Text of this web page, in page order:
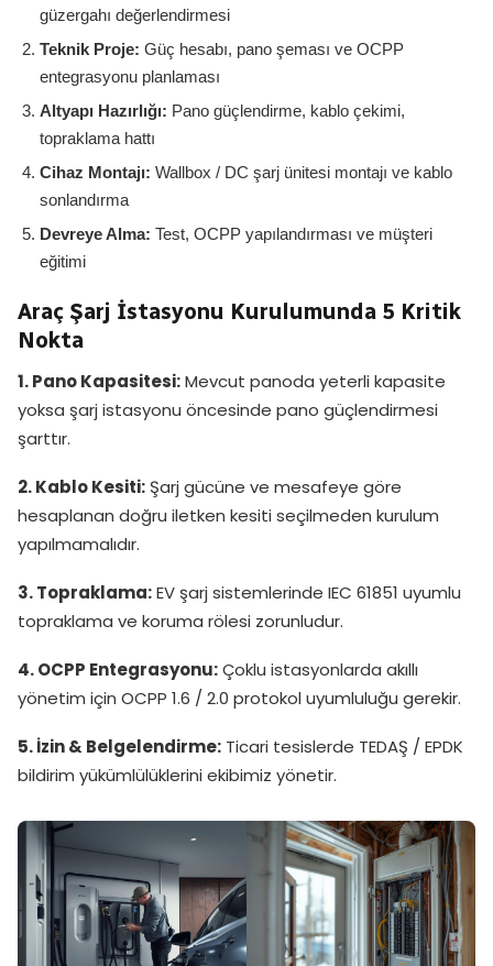
güzergahı değerlendirmesi
Teknik Proje: Güç hesabı, pano şeması ve OCPP
entegrasyonu planlaması
Altyapı Hazırlığı: Pano güçlendirme, kablo çekimi,
topraklama hattı
Cihaz Montajı: Wallbox / DC şarj ünitesi montajı ve kablo
sonlandırma
Devreye Alma: Test, OCPP yapılandırması ve müşteri
eğitimi
Araç Şarj İstasyonu Kurulumunda 5 Kritik
Nokta
1. Pano Kapasitesi:Mevcut panoda yeterli kapasite
yoksa şarj istasyonu öncesinde pano güçlendirmesi
şarttır.
2. Kablo Kesiti: Şarj gücüne ve mesafeye göre
hesaplanan doğru iletken kesiti seçilmeden kurulum
yapılmamalıdır.
3. Topraklama:EV şarj sistemlerinde IEC 61851 uyumlu
topraklama ve koruma rölesi zorunludur.
4. OCPP Entegrasyonu:Çoklu istasyonlarda akıllı
yönetim için OCPP 1.6 / 2.0 protokol uyumluluğu gerekir.
5. İzin & Belgelendirme: Ticari tesislerde TEDAŞ / EPDK
bildirim yükümlülüklerini ekibimiz yönetir.